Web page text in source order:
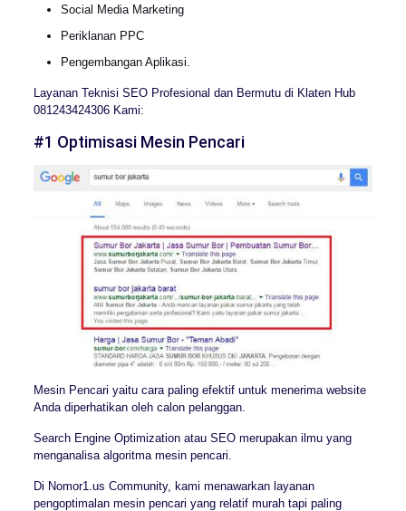
Social Media Marketing
Periklanan PPC
Pengembangan Aplikasi.
Layanan Teknisi SEO Profesional dan Bermutu di Klaten Hub
081243424306 Kami:
#1 Optimisasi Mesin Pencari
Mesin Pencari yaitu cara paling efektif untuk menerima website
Anda diperhatikan oleh calon pelanggan.
Search Engine Optimization atau SEO merupakan ilmu yang
menganalisa algoritma mesin pencari.
Di Nomor1.us Community, kami menawarkan layanan
pengoptimalan mesin pencari yang relatif murah tapi paling